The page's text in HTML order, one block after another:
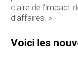
claire de l’impact
d’affaires. »
Voici les